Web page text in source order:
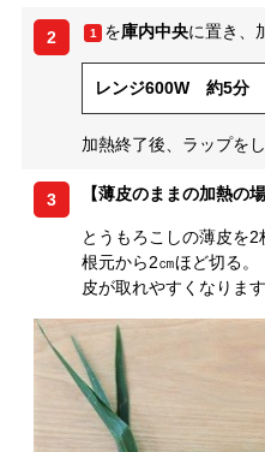
2 1 を庫内中央に置き、
レンジ600W 約5分
加熱終了後、ラップを
3 【薄皮のままの加熱の場
とうもろこしの薄皮を2
根元から2㎝ほど切る
皮が取れやすくなります